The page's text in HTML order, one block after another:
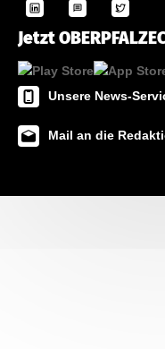
Jetzt
Unsere News-
Mail an die